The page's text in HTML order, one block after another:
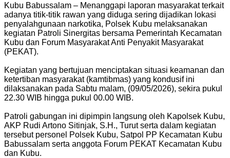
Kubu Babussalam – Menanggapi laporan masyarakat terkait
adanya titik-titik rawan yang diduga sering dijadikan lokasi
penyalahgunaan narkotika, Polsek Kubu melaksanakan
kegiatan Patroli Sinergitas bersama Pemerintah Kecamatan
Kubu dan Forum Masyarakat Anti Penyakit Masyarakat
(PEKAT).
Kegiatan yang bertujuan menciptakan situasi keamanan dan
ketertiban masyarakat (kamtibmas) yang kondusif ini
dilaksanakan pada Sabtu malam, (09/05/2026), sekira pukul
22.30 WIB hingga pukul 00.00 WIB.
Patroli gabungan ini dipimpin langsung oleh Kapolsek Kubu,
AKP Rudi Artono Sitinjak, S.H., Turut serta dalam kegiatan
tersebut personel Polsek Kubu, Satpol PP Kecamatan Kubu
Babussalam serta anggota Forum PEKAT Kecamatan Kubu
dan Kubu.